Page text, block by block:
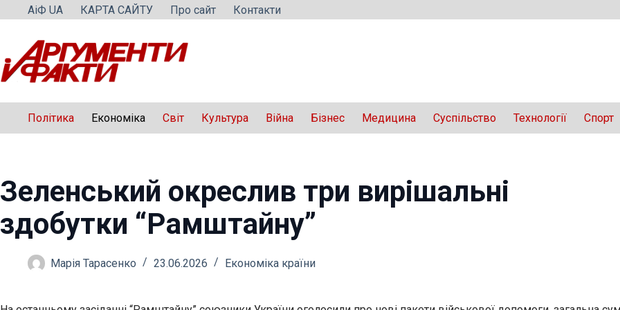
Перейти
вмісту
АіФ UA КАРТА САЙТУ Про сайт Контакти
Політика Економіка Світ Культура Війна Бізнес Медицина Суспільство Технології Спорт
Зеленський окреслив три вирішальні
здобутки “Рамштайну”
Марія Тарасенко 23.06.2026 Економіка країни